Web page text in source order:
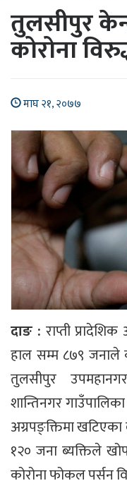
तुलसीपुर
कोरोना
माघ २१, २०७७
दाङ :राप्ती
हाल सम्म ८७९ जनाले
तुलसीपुर
शान्तिनगर
अग्रपङ्क्तिमा
१२० जना ब्यक्तिले
कोरोना फोकल पर्सन